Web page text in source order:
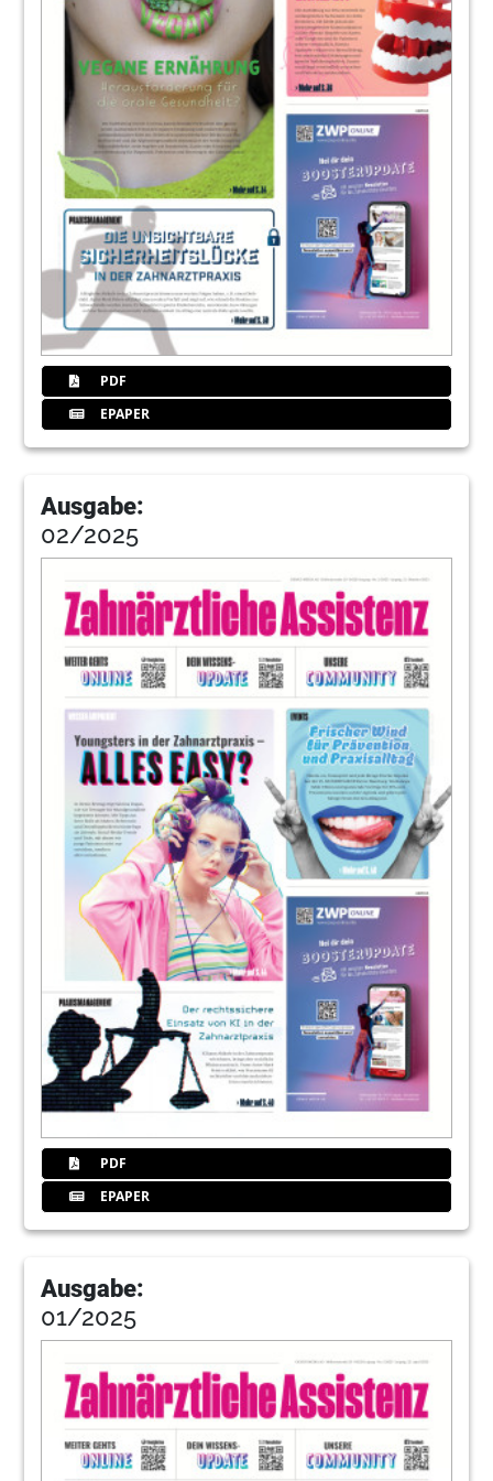
Kulzer Vivida als Praxis-Demo-Termin:
Lassen Sie sich überzeugen
Redaktion
Bei Expert Talks berichten namhafte
Referenten live
Sylvia Fresmann, Magdalene Frackiewicz,
Wolfgang Frank
Doctolib GmbH
18
Recall in der Prophylaxe lässt sich
rechtssicher und patientenfreundlich
organisieren, wenn klare Linien gelten.
Angélique Rinke
PDF
EPAPER
Ausgabe:
02/2025
PDF
EPAPER
Ausgabe:
01/2025